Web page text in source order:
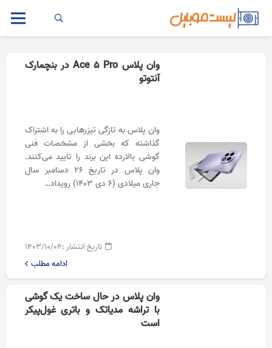
وان پلاس Ace 5 Pro در بنچمارک
آنتوتو
وان پلاس به تازگی تیزرهایی را به اشتراک
گذاشته که بخشی از مشخصات فنی
گوشی بالارده این برند را تایید می‌کنند.
وان پلاس در تاریخ ۲۶ دسامبر سال
جاری میلادی (۶ دی ۱۴۰۳) رویداد…
تاریخ انتشار :۱۴۰۳/۱۰/۰۴
ادامه مطلب
وان پلاس در حال ساخت یک گوشی
با تراشه مدیاتک و باتری غول‌پیکر
است